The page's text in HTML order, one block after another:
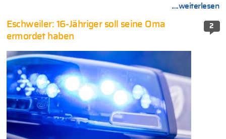
....weiterlesen
2
Eschweiler: 16-Jähriger soll seine Oma
ermordet haben